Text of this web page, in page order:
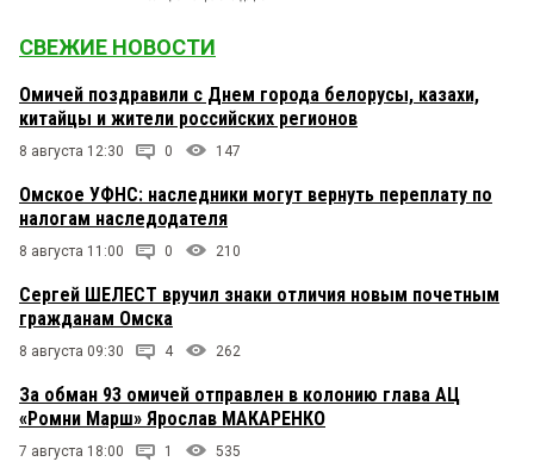
СВЕЖИЕ НОВОСТИ
Омичей поздравили с Днем города белорусы, казахи,
китайцы и жители российских регионов
8 августа 12:30 0 147
Омское УФНС: наследники могут вернуть переплату по
налогам наследодателя
8 августа 11:00 0 210
Сергей ШЕЛЕСТ вручил знаки отличия новым почетным
гражданам Омска
8 августа 09:30 4 262
За обман 93 омичей отправлен в колонию глава АЦ
«Ромни Марш» Ярослав МАКАРЕНКО
7 августа 18:00 1 535